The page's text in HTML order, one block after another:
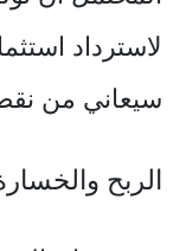
لاسترداد
سيعاني من
الربح